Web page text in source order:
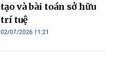
tạo và bài toán sở hữu
trí tuệ
02/07/2026 11:21